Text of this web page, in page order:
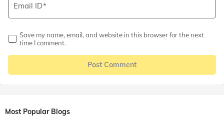
Email ID
Save my name, email, and website in this browser for the next
time I comment.
Post Comment
Most Popular Blogs